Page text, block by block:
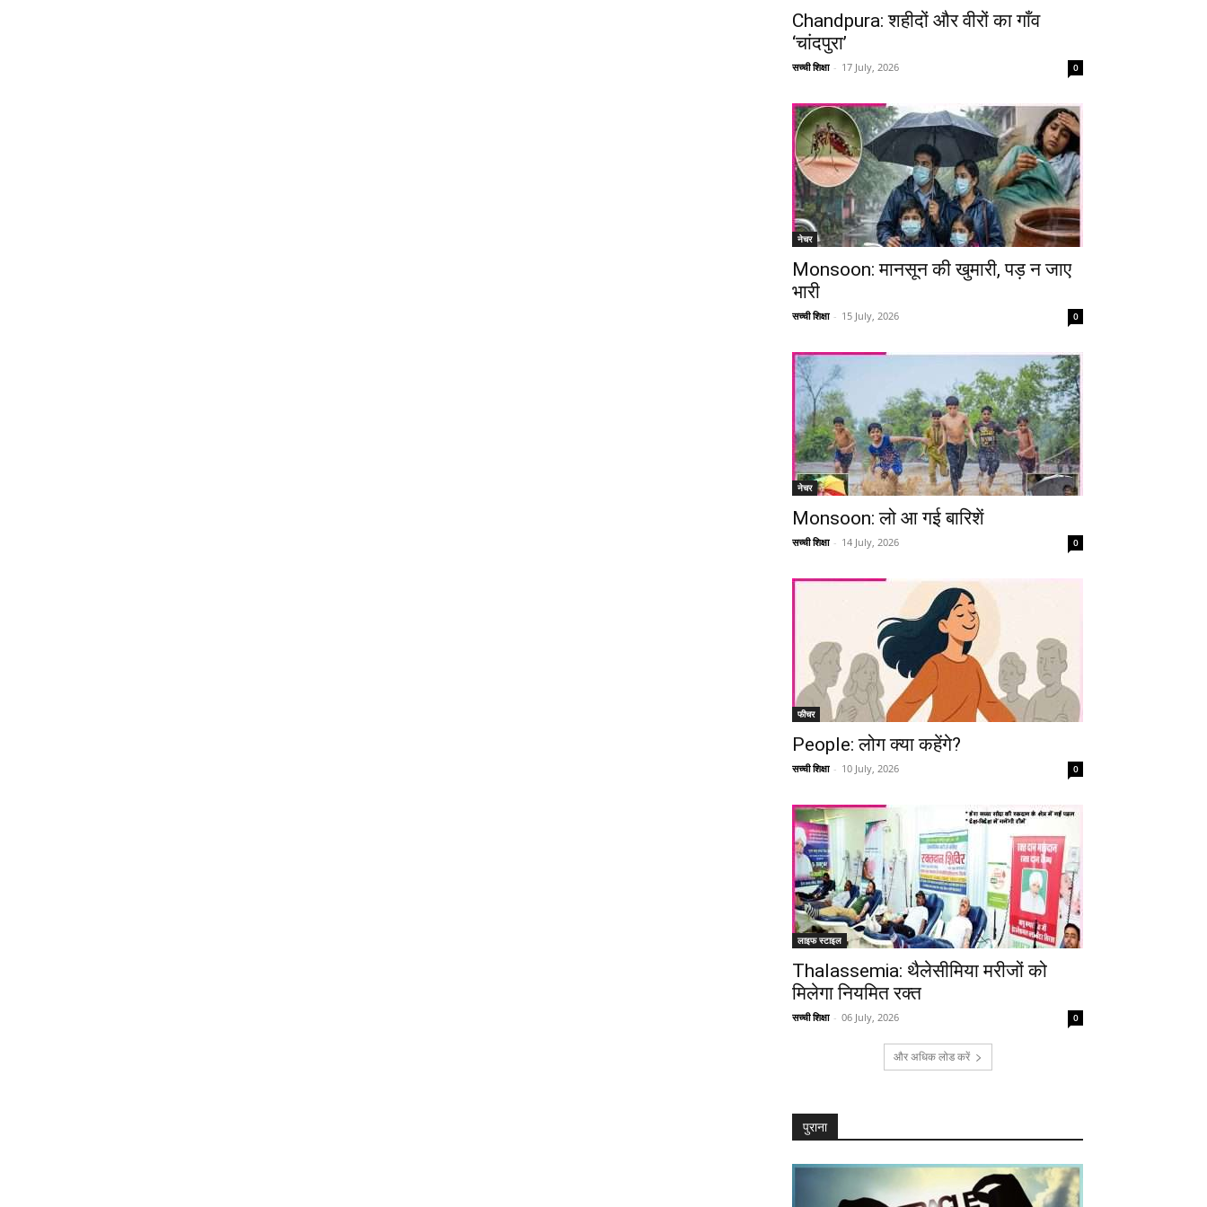
Chandpura: शहीदों और वीरों का गाँव
‘चांदपुरा’
सच्ची शिक्षा - 17 July, 2026 0
नेचर
Monsoon: मानसून की खुमारी, पड़ न जाए
भारी
सच्ची शिक्षा - 15 July, 2026 0
नेचर
Monsoon: लो आ गई बारिशें
सच्ची शिक्षा - 14 July, 2026 0
फीचर
People: लोग क्या कहेंगे?
सच्ची शिक्षा - 10 July, 2026 0
लाइफ स्टाइल
Thalassemia: थैलेसीमिया मरीजों को
मिलेगा नियमित रक्त
सच्ची शिक्षा - 06 July, 2026 0
और अधिक लोड करें
पुराना